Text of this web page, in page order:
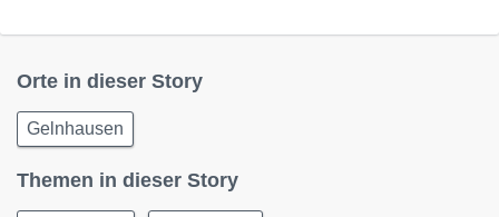
Orte in dieser Story
Gelnhausen
Themen in dieser Story